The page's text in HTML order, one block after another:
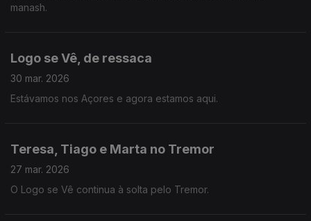
manash.
Logo se Vê, de ressaca
30 mar. 2026
Estávamos nos Açores e agora estamos aqui.
Teresa, Tiago e Marta no Tremor
27 mar. 2026
O Logo se Vê continua à solta pelo Tremor.